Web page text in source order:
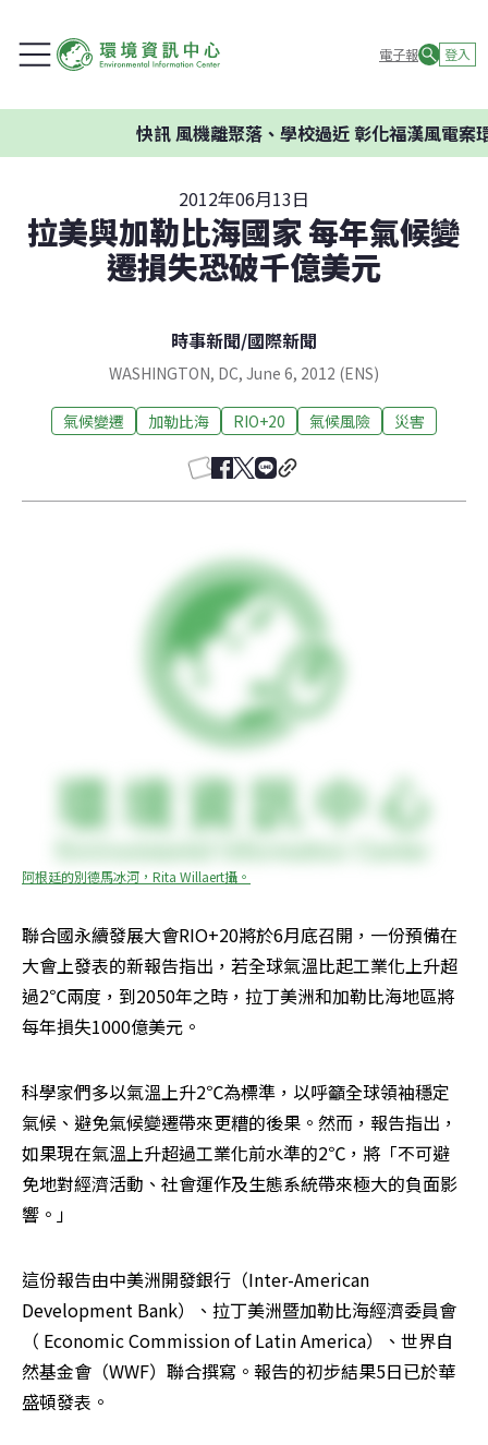
電子報 登入
風機離聚落、學校過近 彰化福漢風電案環委
2012年06月13日
拉美與加勒比海國家 每年氣候變
遷損失恐破千億美元
時事新聞/國際新聞
WASHINGTON, DC, June 6, 2012 (ENS)
氣候變遷 加勒比海 RIO+20 氣候風險 災害
阿根廷的別德馬冰河，Rita Willaert攝。
聯合國永續發展大會RIO+20將於6月底召開，一份預備在
大會上發表的新報告指出，若全球氣溫比起工業化上升超
過2℃兩度，到2050年之時，拉丁美洲和加勒比海地區將
每年損失1000億美元。
科學家們多以氣溫上升2℃為標準，以呼籲全球領袖穩定
氣候、避免氣候變遷帶來更糟的後果。然而，報告指出，
如果現在氣溫上升超過工業化前水準的2℃，將「不可避
免地對經濟活動、社會運作及生態系統帶來極大的負面影
響。」
這份報告由中美洲開發銀行（Inter-American
Development Bank）、拉丁美洲暨加勒比海經濟委員會
（ Economic Commission of Latin America）、世界自
然基金會（WWF）聯合撰寫。報告的初步結果5日已於華
盛頓發表。